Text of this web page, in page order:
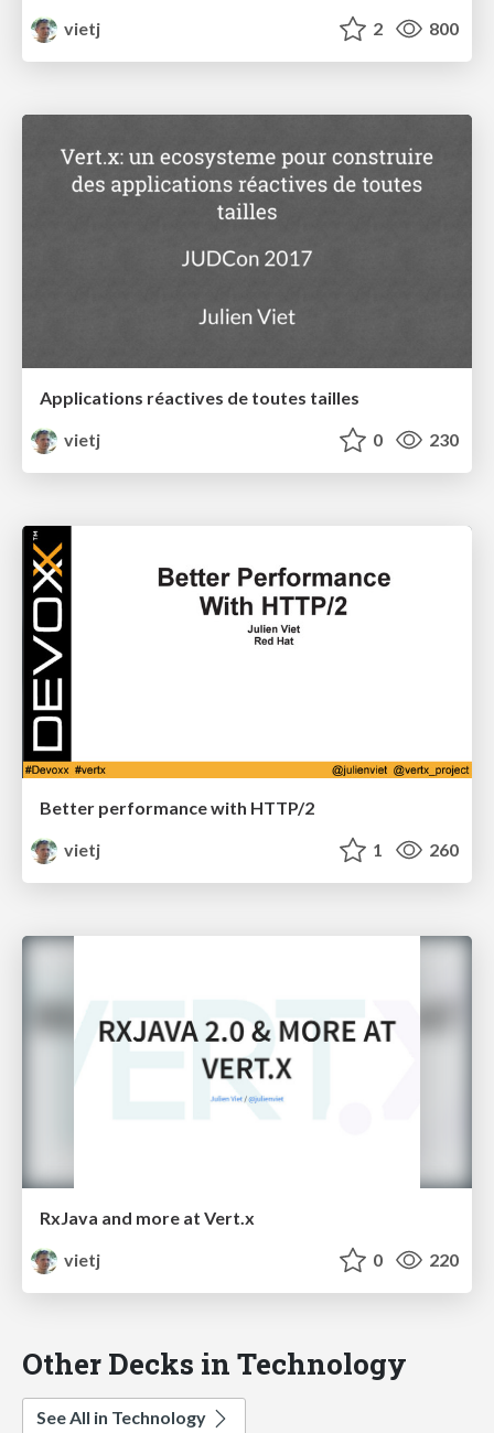
vietj 2 800
Applications réactives de toutes tailles
vietj
0 230
Better performance with HTTP/2
vietj
1 260
RxJava and more at Vert.x
vietj
0 220
Other Decks in Technology
See All in Technology